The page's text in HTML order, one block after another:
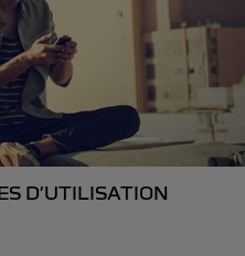
D’UTILISATION